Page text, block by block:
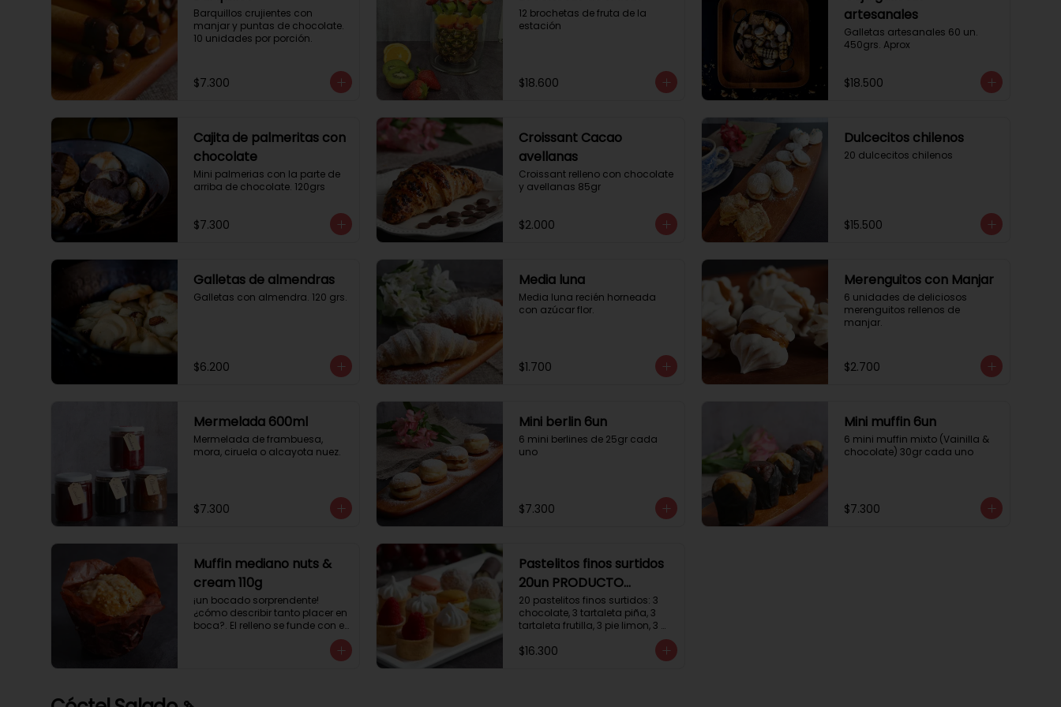
Barquillos crujientes con
manjar y puntas de chocolate.
10 unidades por porción.
$7.300
12 brochetas de fruta de la
estación
$18.600
artesanales
Galletas artesanales 60 un.
450grs. Aprox
$18.500
Cajita de palmeritas con
chocolate
Mini palmerias con la parte de
arriba de chocolate. 120grs
$7.300
Croissant Cacao
avellanas
Croissant relleno con chocolate
y avellanas 85gr
$2.000
Dulcecitos chilenos
20 dulcecitos chilenos
$15.500
Galletas de almendras
Galletas con almendra. 120 grs.
$6.200
Media luna
Media luna recién horneada
con azúcar flor.
$1.700
Merenguitos con Manjar
6 unidades de deliciosos
merenguitos rellenos de
manjar.
$2.700
Mermelada 600ml
Mermelada de frambuesa,
mora, ciruela o alcayota nuez.
$7.300
Mini berlin 6un
6 mini berlines de 25gr cada
uno
$7.300
Mini muffin 6un
6 mini muffin mixto (Vainilla &
chocolate) 30gr cada uno
$7.300
Muffin mediano nuts &
cream 110g
¡un bocado sorprendente!
¿cómo describir tanto placer en
boca?. El relleno se funde con el
potencia su masa exquisita.
Pastelitos finos surtidos
20un PRODUCTO
DELICADO
20 pastelitos finos surtidos: 3
chocolate, 3 tartaleta piña, 3
tartaleta frutilla, 3 pie limon, 3
chocolate crema, 2
$16.300